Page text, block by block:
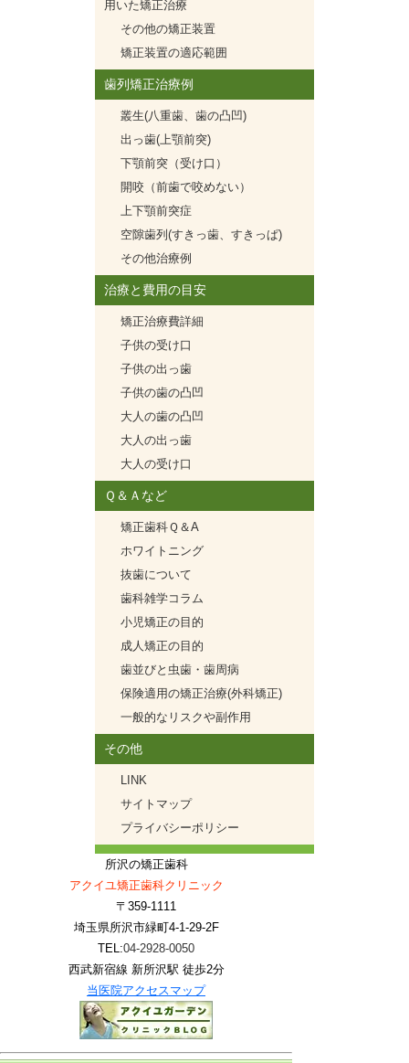
用いた矯正治療
その他の矯正装置
矯正装置の適応範囲
歯列矯正治療例
叢生(八重歯、歯の凸凹)
出っ歯(上顎前突)
下顎前突（受け口）
開咬（前歯で咬めない）
上下顎前突症
空隙歯列(すきっ歯、すきっぱ)
その他治療例
治療と費用の目安
矯正治療費詳細
子供の受け口
子供の出っ歯
子供の歯の凸凹
大人の歯の凸凹
大人の出っ歯
大人の受け口
Ｑ＆Ａなど
矯正歯科Ｑ＆A
ホワイトニング
抜歯について
歯科雑学コラム
小児矯正の目的
成人矯正の目的
歯並びと虫歯・歯周病
保険適用の矯正治療(外科矯正)
一般的なリスクや副作用
その他
LINK
サイトマップ
プライバシーポリシー
所沢の矯正歯科
アクイユ矯正歯科クリニック
〒359-1111
埼玉県所沢市緑町4-1-29-2F
TEL:04-2928-0050
西武新宿線 新所沢駅 徒歩2分
当医院アクセスマップ